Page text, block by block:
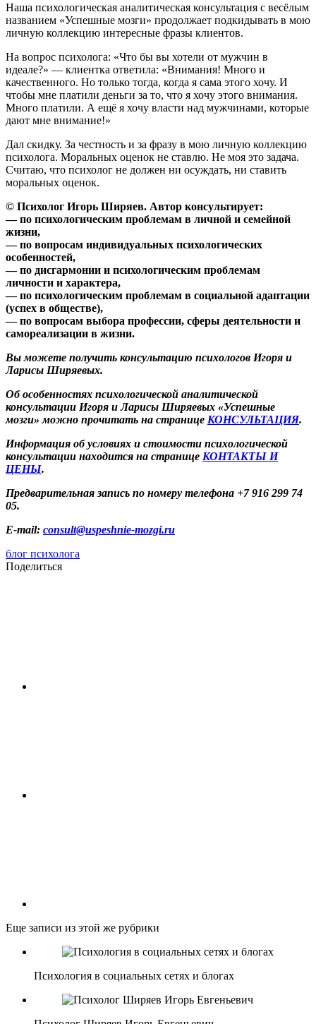
Наша психологическая аналитическая консультация с весёлым
названием «Успешные мозги» продолжает подкидывать в мою
личную коллекцию интересные фразы клиентов.
На вопрос психолога: «Что бы вы хотели от мужчин в
идеале?» — клиентка ответила: «Внимания! Много и
качественного. Но только тогда, когда я сама этого хочу. И
чтобы мне платили деньги за то, что я хочу этого внимания.
Много платили. А ещё я хочу власти над мужчинами, которые
дают мне внимание!»
Дал скидку. За честность и за фразу в мою личную коллекцию
психолога. Моральных оценок не ставлю. Не моя это задача.
Считаю, что психолог не должен ни осуждать, ни ставить
моральных оценок.
© Психолог Игорь Ширяев. Автор консультирует:
— по психологическим проблемам в личной и семейной
жизни,
— по вопросам индивидуальных психологических
особенностей,
— по дисгармонии и психологическим проблемам
личности и характера,
— по психологическим проблемам в социальной адаптации
(успех в обществе),
— по вопросам выбора профессии, сферы деятельности и
самореализации в жизни.
Вы можете получить консультацию психологов Игоря и
Ларисы Ширяевых.
Об особенностях психологической аналитической
консультации Игоря и Ларисы Ширяевых «Успешные
мозги» можно прочитать на странице КОНСУЛЬТАЦИЯ.
Информация об условиях и стоимости психологической
консультации находится на странице КОНТАКТЫ И
ЦЕНЫ.
Предварительная запись по номеру телефона +7 916 299 74
05.
E-mail: consult@uspeshnie-mozgi.ru
блог психолога
Поделиться
Еще записи из этой же рубрики
Психология в социальных сетях и блогах